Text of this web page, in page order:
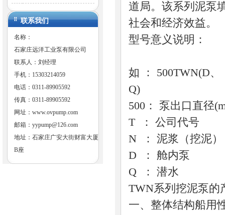
联系我们
名称：
石家庄远洋工业泵有限公司
联系人：刘经理
手机：15303214059
电话：0311-89905592
传真：0311-89905592
网址： www.ovpump.com
邮箱： yypump@126.com
地址：石家庄广安大街财富大厦
B座
道局。该系列泥泵
社会和经济效益。
型号意义说明：
如 ： 500TWN(D、
500： 泵出口直径
T ： 公司代号
N ： 泥浆（挖泥
D ： 舱内泵
Q ： 潜水
TWN系列挖泥泵的
一、整体结构船用